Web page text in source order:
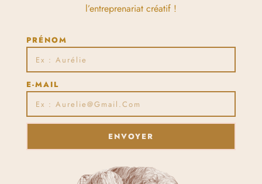
l’entreprenariat créatif !
PRÉNOM
E-MAIL
ENVOYER